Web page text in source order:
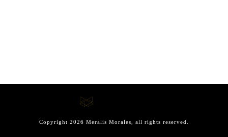
Copyright 2026 Meralis Morales , all rights reserved.